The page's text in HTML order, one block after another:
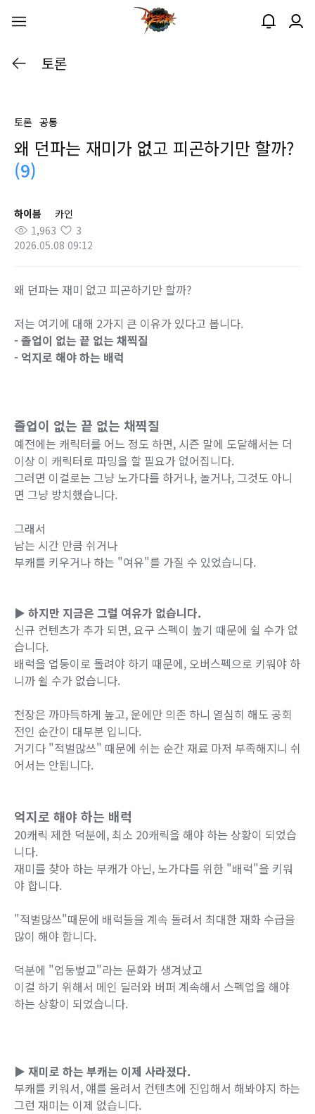
토론
토론 공통
왜 던파는 재미가 없고 피곤하기만 할까?
(9)
하이븜
카인
1,963
3
2026.05.08 09:12
왜 던파는 재미 없고 피곤하기만 할까?
저는 여기에 대해 2가지 큰 이유가 있다고 봅니다.
- 졸업이 없는 끝 없는 채찍질
- 억지로 해야 하는 배럭
졸업이 없는 끝 없는 채찍질
예전에는 캐릭터를 어느 정도 하면, 시즌 말에 도달해서는 더
이상 이 캐릭터로 파밍을 할 필요가 없어집니다.
그러면 이걸로는 그냥 노가다를 하거나, 놀거나, 그것도 아니
면 그냥 방치했습니다.
그래서
남는 시간 만큼 쉬거나
부캐를 키우거나 하는 "여유"를 가질 수 있었습니다.
▶ 하지만 지금은 그럴 여유가 없습니다.
신규 컨텐츠가 추가 되면, 요구 스펙이 높기 때문에 쉴 수가 없
습니다.
배럭을 업둥이로 돌려야 하기 때문에, 오버스펙으로 키워야 하
니까 쉴 수가 없습니다.
천장은 까마득하게 높고, 운에만 의존 하니 열심히 해도 공회
전인 순간이 대부분 입니다.
거기다 "적벌많쓰" 때문에 쉬는 순간 재료 마저 부족해지니 쉬
어서는 안됩니다.
억지로 해야 하는 배럭
20캐릭 제한 덕분에, 최소 20캐릭을 해야 하는 상황이 되었습
니다.
재미를 찾아 하는 부캐가 아닌, 노가다를 위한 "배럭"을 키워
야 합니다.
"적벌많쓰"때문에 배럭들을 계속 돌려서 최대한 재화 수급을
많이 해야 합니다.
덕분에 "업둥벞교"라는 문화가 생겨났고
이걸 하기 위해서 메인 딜러와 버퍼 계속해서 스펙업을 해야
하는 상황이 되었습니다.
▶ 재미로 하는 부캐는 이제 사라졌다.
부캐를 키워서, 얘를 올려서 컨텐츠에 진입해서 해봐야지 하는
그런 재미는 이제 없습니다.